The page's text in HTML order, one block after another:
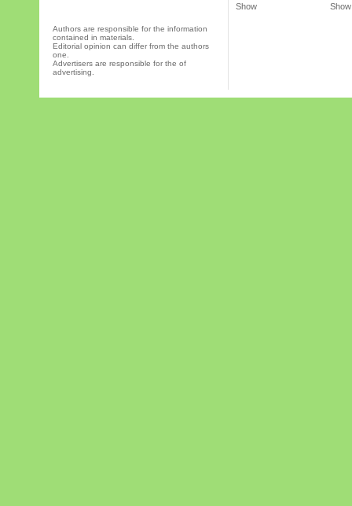
Authors are responsible for the information
contained in materials.
Editorial opinion can differ from the authors
one.
Advertisers are responsible for the of
advertising.
Show
Show